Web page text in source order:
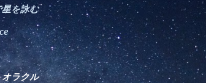
を詠む
ラクル